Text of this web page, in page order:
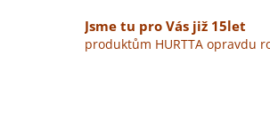
Jsme tu pro Vás již 15let
produktům HURTTA opravdu